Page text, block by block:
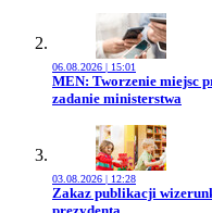
06.08.2026 | 15:01
Przejdź do artykułu:
MEN: Tworzenie miejsc
zadanie ministerstwa
03.08.2026 | 12:28
Przejdź do artykułu:
Zakaz publikacji